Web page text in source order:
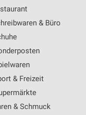
& Büro
& Freizeit
& Schmuck